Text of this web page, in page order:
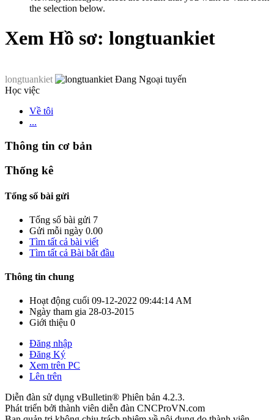
the selection below.
Xem Hồ sơ: longtuankiet
longtuankiet
Học việc
Về tôi
...
Thông tin cơ bản
Thống kê
Tổng số bài gửi
Tổng số bài gửi 7
Gửi mỗi ngày 0.00
Tìm tất cả bài viết
Tìm tất cả Bài bắt đầu
Thông tin chung
Hoạt động cuối 09-12-2022 09:44:14 AM
Ngày tham gia 28-03-2015
Giới thiệu 0
Đăng nhập
Đăng Ký
Xem trên PC
Lên trên
Diễn đàn sử dụng vBulletin® Phiên bản 4.2.3.
Phát triển bởi thành viên diễn đàn CNCProVN.com